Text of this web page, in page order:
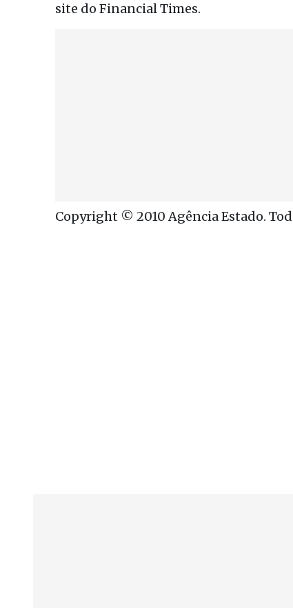
site do Financial Times.
Copyright © 2010 Agência Estado.